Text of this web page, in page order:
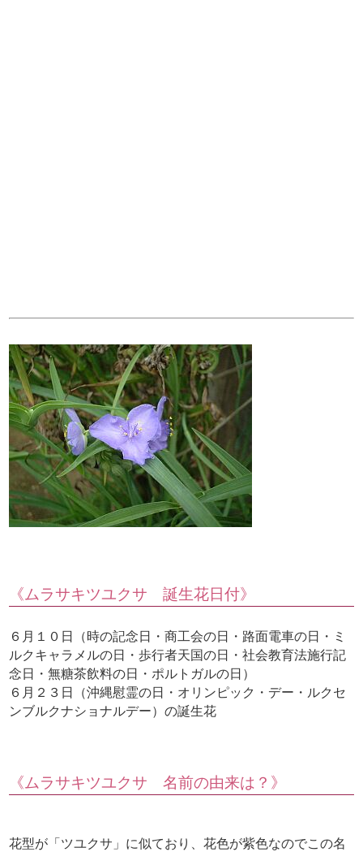
《ムラサキツユクサ 誕生花日付》
６月１０日（時の記念日・商工会の日・路面電車の日・ミ
ルクキャラメルの日・歩行者天国の日・社会教育法施行記
念日・無糖茶飲料の日・ポルトガルの日）
６月２３日（沖縄慰霊の日・オリンピック・デー・ルクセ
ンブルクナショナルデー）の誕生花
《ムラサキツユクサ 名前の由来は？》
花型が「ツユクサ」に似ており、花色が紫色なのでこの名